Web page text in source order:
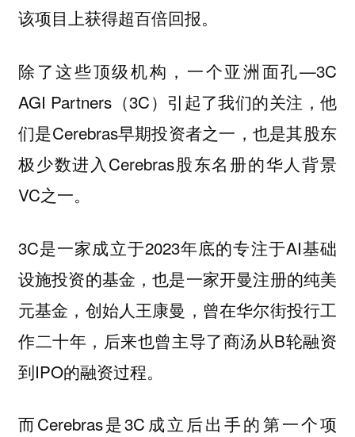
该项目上获得超百倍回报。
除了这些顶级机构，一个亚洲面孔—3C
AGI Partners（3C）引起了我们的关注，他
们是Cerebras早期投资者之一，也是其股东
极少数进入Cerebras股东名册的华人背景
VC之一。
3C是一家成立于2023年底的专注于AI基础
设施投资的基金，也是一家开曼注册的纯美
元基金，创始人王康曼，曾在华尔街投行工
作二十年，后来也曾主导了商汤从B轮融资
到IPO的融资过程。
而Cerebras是3C成立后出手的第一个项